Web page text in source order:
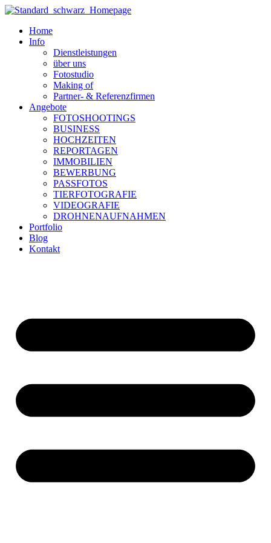
Zum
wechselnHome
Info
Dienstleistungen
über uns
Fotostudio
Making of
Partner- & Referenzfirmen
Angebote
FOTOSHOOTINGS
BUSINESS
HOCHZEITEN
REPORTAGEN
IMMOBILIEN
BEWERBUNG
PASSFOTOS
TIERFOTOGRAFIE
VIDEOGRAFIE
DROHNENAUFNAHMEN
Portfolio
Blog
Kontakt